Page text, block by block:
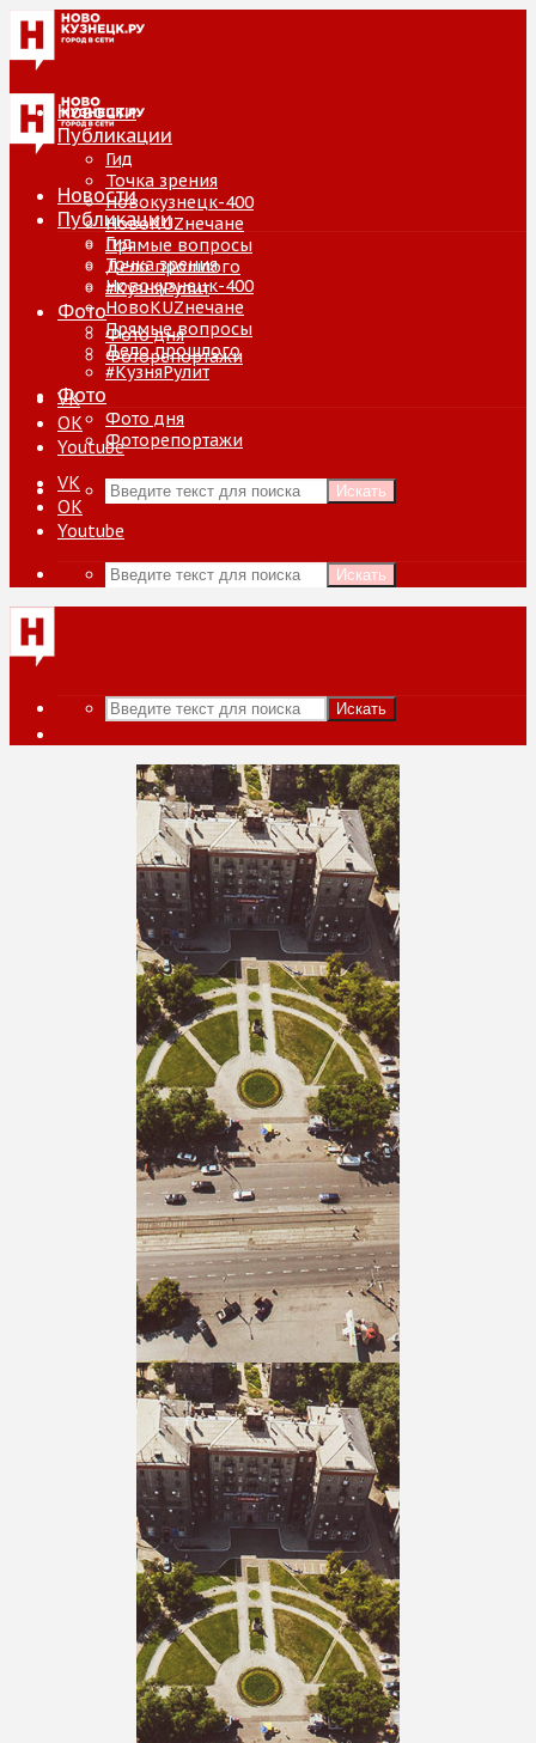
Новости
Публикации
Гид
Точка зрения
Новокузнецк-400
НовоKUZнечане
Прямые вопросы
Дело прошлого
#КузняРулит
Фото
Фото дня
Фоторепортажи
VK
ОК
Youtube
Искать
Новости
Публикации
Гид
Точка зрения
Новокузнецк-400
НовоKUZнечане
Прямые вопросы
Дело прошлого
#КузняРулит
Фото
Фото дня
Фоторепортажи
VK
ОК
Youtube
Искать
Искать